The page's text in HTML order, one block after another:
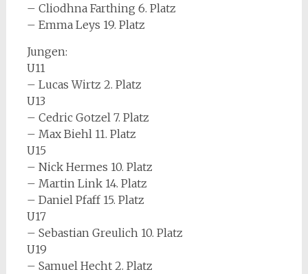
– Cliodhna Farthing 6. Platz
– Emma Leys 19. Platz
Jungen:
U11
– Lucas Wirtz 2. Platz
U13
– Cedric Gotzel 7. Platz
– Max Biehl 11. Platz
U15
– Nick Hermes 10. Platz
– Martin Link 14. Platz
– Daniel Pfaff 15. Platz
U17
– Sebastian Greulich 10. Platz
U19
– Samuel Hecht 2. Platz